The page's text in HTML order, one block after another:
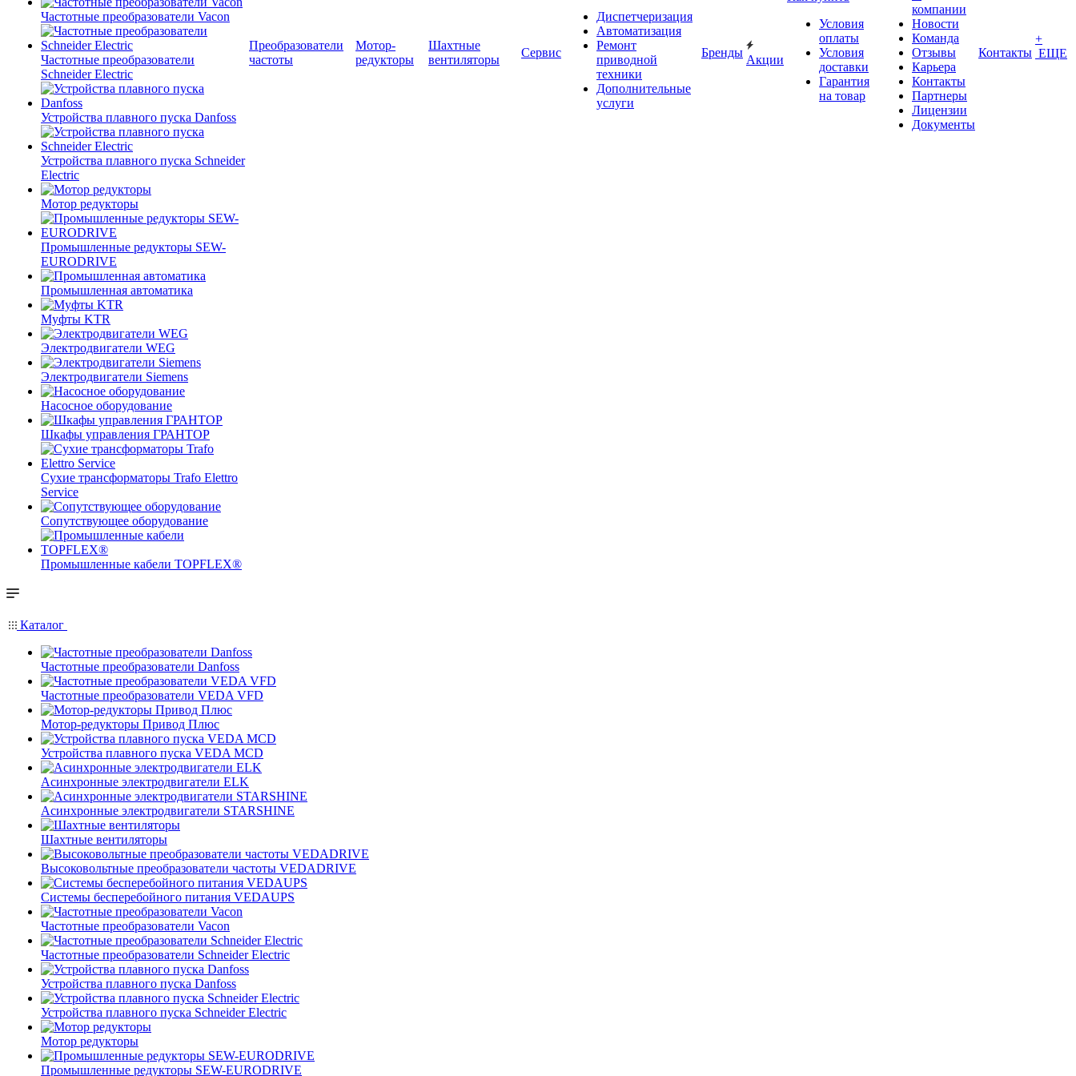
Частотные преобразователи Vacon
Частотные преобразователи
Schneider Electric
Устройства плавного пуска Danfoss
Устройства плавного пуска Schneider
Electric
Мотор редукторы
Промышленные редукторы SEW-
EURODRIVE
Промышленная автоматика
Муфты KTR
Электродвигатели WEG
Электродвигатели Siemens
Насосное оборудование
Шкафы управления ГРАНТОР
Сухие трансформаторы Trafo Elettro
Service
Сопутствующее оборудование
Промышленные кабели TOPFLEX®
Преобразователи
частоты
Мотор-
редукторы
Шахтные
вентиляторы
Сервис
Диспетчеризация
Автоматизация
Ремонт
приводной
техники
Дополнительные
услуги
Бренды
Акции
Условия
оплаты
Условия
доставки
Гарантия
на товар
компании
Новости
Команда
Отзывы
Карьера
Контакты
Партнеры
Лицензии
Документы
Контакты
+
ЕЩЕ
Каталог
Частотные преобразователи Danfoss
Частотные преобразователи VEDA VFD
Мотор-редукторы Привод Плюс
Устройства плавного пуска VEDA MCD
Асинхронные электродвигатели ELK
Асинхронные электродвигатели STARSHINE
Шахтные вентиляторы
Высоковольтные преобразователи частоты VEDADRIVE
Системы бесперебойного питания VEDAUPS
Частотные преобразователи Vacon
Частотные преобразователи Schneider Electric
Устройства плавного пуска Danfoss
Устройства плавного пуска Schneider Electric
Мотор редукторы
Промышленные редукторы SEW-EURODRIVE